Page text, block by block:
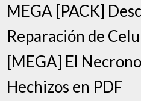
MEGA [PACK]
Reparación de
[MEGA] El
Hechizos en PDF